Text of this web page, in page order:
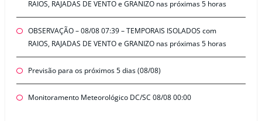
RAIOS, RAJADAS DE VENTO e GRANIZO nas próximas 5 horas
OBSERVAÇÃO – 08/08 07:39 – TEMPORAIS ISOLADOS com
RAIOS, RAJADAS DE VENTO e GRANIZO nas próximas 5 horas
Previsão para os próximos 5 dias (08/08)
Monitoramento Meteorológico DC/SC 08/08 00:00